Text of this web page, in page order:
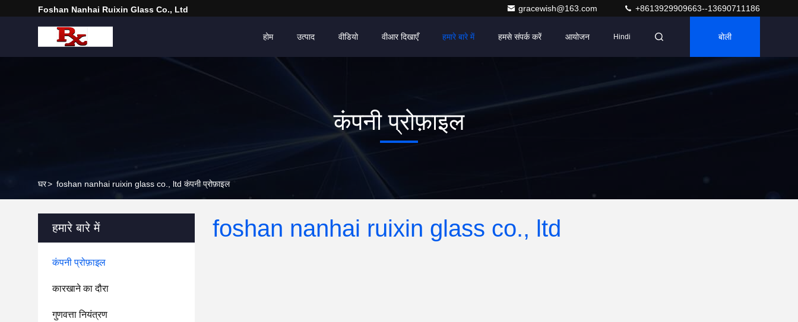
Foshan Nanhai Ruixin Glass Co., Ltd gracewish@163.com +8613929909663--13690711186
होम उत्पाद वीडियो वीआर दिखाएँ हमारे बारे में हमसे संपर्क करें आयोजन Hindi बोली
कंपनी प्रोफ़ाइल
घर> foshan nanhai ruixin glass co., ltd कंपनी प्रोफ़ाइल
हमारे बारे में
कंपनी प्रोफ़ाइल
कारखाने का दौरा
गुणवत्ता नियंत्रण
foshan nanhai ruixin glass co., ltd